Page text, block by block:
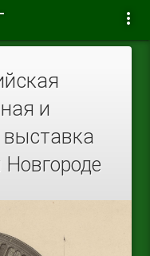
и
выставка